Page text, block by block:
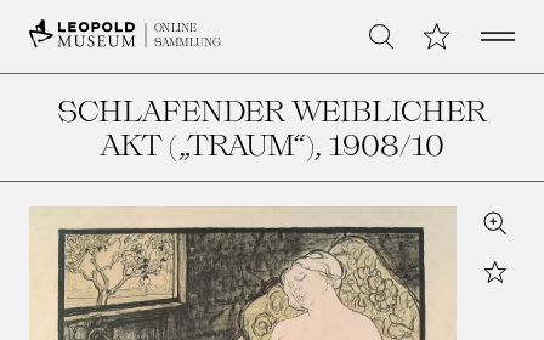
ONLINE
SAMMLUNG
Suche Meine Open
SCHLAFENDER WEIBLICHER
AKT („TRAUM“), 1908/10
Zoom
Star